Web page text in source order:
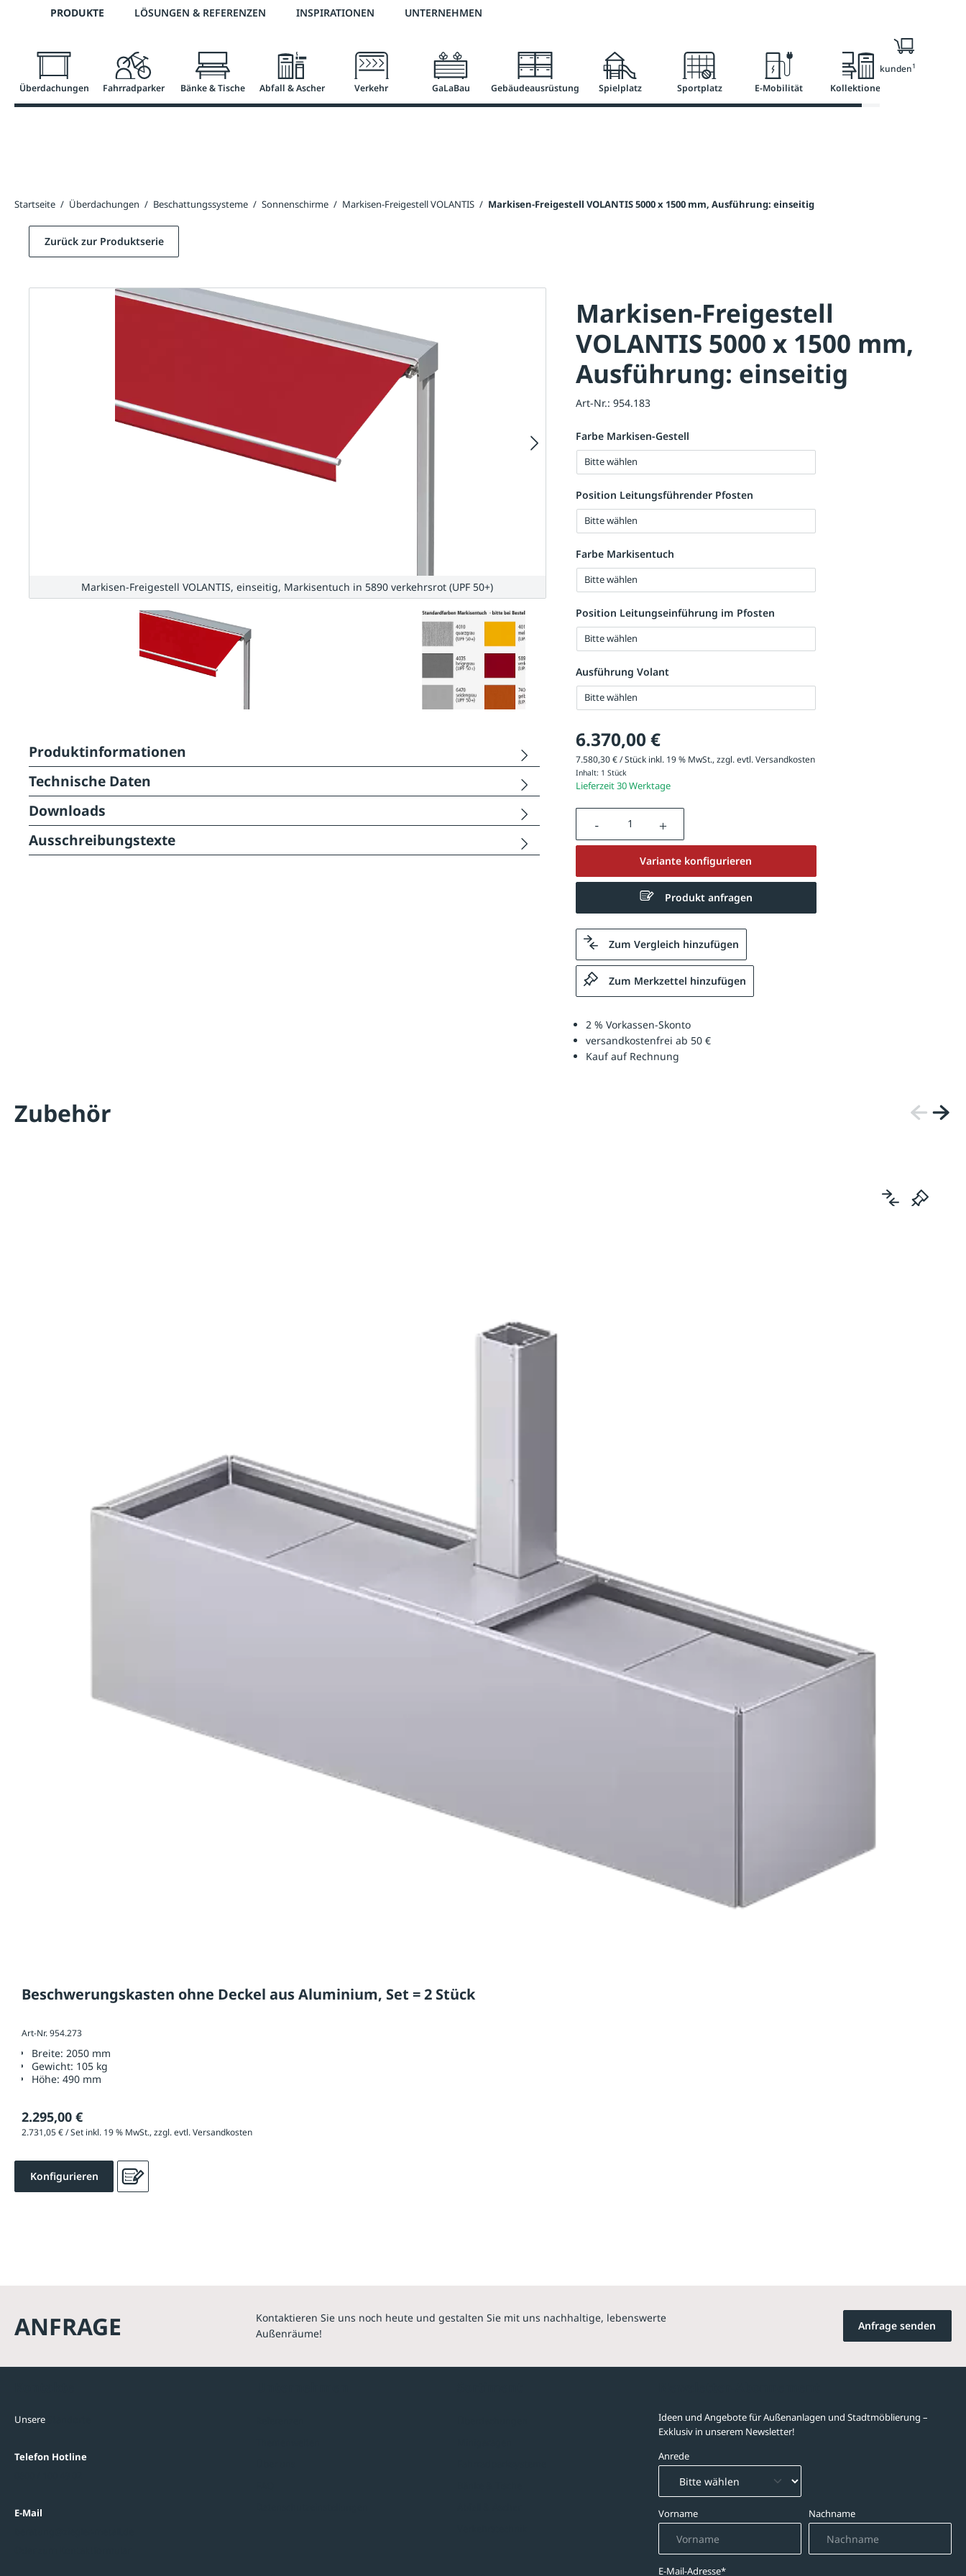
Zur Hauptnavigation springen
Telefon: 0800 / 100 49 02 2 % Vorkassen-Skonto versandkostenfrei ab 50 €
PRODUKTE LÖSUNGEN & REFERENZEN INSPIRATIONEN UNTERNEHMEN
Überdachungen Fahrradparker Bänke & Tische Abfall & Ascher Verkehr GaLaBau Gebäudeausrüstung Spielplatz Sportplatz E-Mobilität Kollektionen
Nur für Geschäftskunden1
Startseite / Überdachungen / Beschattungssysteme / Sonnenschirme / Markisen-Freigestell VOLANTIS / Markisen-Freigestell VOLANTIS 5000 x 1500 mm, Ausführung: einseitig
Markisen-Freigestell
VOLANTIS 5000 x 1500 mm,
Ausführung: einseitig
Art-Nr.: 954.183
Farbe Markisen-Gestell
Bitte wählen
Position Leitungsführender Pfosten
Bitte wählen
Farbe Markisentuch
Bitte wählen
Position Leitungseinführung im Pfosten
Bitte wählen
Ausführung Volant
Bitte wählen
6.370,00 €
7.580,30 € / Stück inkl. 19 % MwSt., zzgl. evtl.Versandkosten
Inhalt: 1 Stück
Lieferzeit 30 Werktage
Produkt Anzahl: Gib den gewünschten Wert ein oder
Variante konfigurieren
Produkt anfragen
Zum Vergleich hinzufügen
Zum Merkzettel hinzufügen
2 % Vorkassen-Skonto
versandkostenfrei ab 50 €
Kauf auf Rechnung
Zurück zur Produktserie
Markisen-Freigestell VOLANTIS, einseitig, Markisentuch in 5890 verkehrsrot (UPF 50+)
Produktinformationen
Technische Daten
Downloads
Ausschreibungstexte
Zubehör
Beschwerungskasten ohne Deckel aus Aluminium, Set = 2 Stück
Art-Nr. 954.273
Breite: 2050 mm
Gewicht: 105 kg
Höhe: 490 mm
2.295,00 €
2.731,05 € / Set inkl. 19 % MwSt., zzgl. evtl. Versandkosten
Konfigurieren
ANFRAGE
Kontaktieren Sie uns noch heute und gestalten Sie mit uns nachhaltige, lebenswerte
Außenräume!
Anfrage senden
Unsere
Telefon Hotline
E-Mail
Ideen und Angebote für Außenanlagen und Stadtmöblierung –
Exklusiv in unserem Newsletter!
Anrede
Vorname Nachname
E-Mail-Adresse*